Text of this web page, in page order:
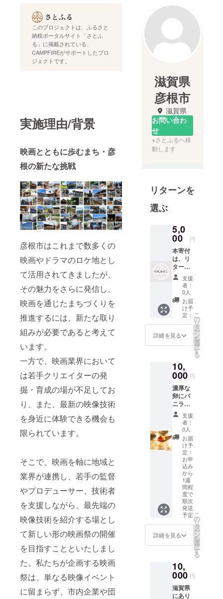
このプロジェクトは、ふるさと
納税ポータルサイト「さとふ
る」に掲載されている、
CAMPFIREがサポートしたプロ
ジェクトです。
実施理由/背景
映画とともに歩むまち・彦
根の新たな挑戦
彦根市はこれまで数多くの
映画やドラマのロケ地とし
て活用されてきましたが、
その魅力をさらに発信し、
映画を通じたまちづくりを
推進するには、新たな取り
組みが必要であると考えて
います。
一方で、映画業界において
は若手クリエイターの発
掘・育成の場が不足してお
り、また、最新の映像技術
を身近に体験できる機会も
限られています。
そこで、映画を軸に地域と
業界が連携し、若手の監督
やプロデューサー、技術者
を支援しながら、最先端の
映像技術を紹介する場とし
て新しい形の映画祭の開催
を目指すことといたしまし
た。私たちが企画する映画
祭は、単なる映像イベント
に留まらず、市内企業や団
滋賀県
彦根市
滋賀県
お問い合わ
せ
※さとふるへ移
動します
リターンを
選ぶ
5,0
00 円
本寄付
は、リ
ターン
の無い
寄付と
なりま
す。
支援
者：
0人
お届
け予
定：
詳細を見る
こ
の
リ
タ
ー
ン
を
選
択
す
る
10,
000 円
濃厚な
卵にバ
ニラの
風味が
香る、
上品な
舌触り
の王道
の味。
素材に
もこだ
わり彦
根でも
大変人
気のあ
る多賀
町「原
養鶏所
さん」
の新鮮
卵を
濃厚プ
リンで
す。 多
賀町の
新鮮濃
支援
者：
0人
お届
け予
定：
お申
込み
から
1週
間程
度で
順次
発送
予定
詳細を見る
こ
の
リ
タ
ー
ン
を
選
択
す
る
10,
000 円
滋賀県
にあり